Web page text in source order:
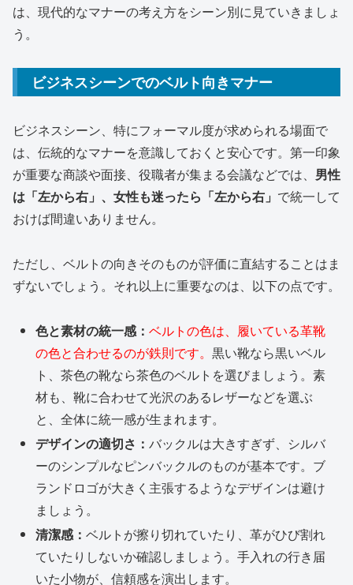
は、現代的なマナーの考え方をシーン別に見ていきましょ
う。
ビジネスシーンでのベルト向きマナー
ビジネスシーン、特にフォーマル度が求められる場面で
は、伝統的なマナーを意識しておくと安心です。第一印象
が重要な商談や面接、役職者が集まる会議などでは、 男性
は「左から右」、女性も迷ったら「左から右」 で統一して
おけば間違いありません。
ただし、ベルトの向きそのものが評価に直結することはま
ずないでしょう。それ以上に重要なのは、以下の点です。
色と素材の統一感：ベルトの色は、履いている革靴
の色と合わせるのが鉄則です。黒い靴なら黒いベル
ト、茶色の靴なら茶色のベルトを選びましょう。素
材も、靴に合わせて光沢のあるレザーなどを選ぶ
と、全体に統一感が生まれます。
デザインの適切さ：バックルは大きすぎず、シルバ
ーのシンプルなピンバックルのものが基本です。ブ
ランドロゴが大きく主張するようなデザインは避け
ましょう。
清潔感：ベルトが擦り切れていたり、革がひび割れ
ていたりしないか確認しましょう。手入れの行き届
いた小物が、信頼感を演出します。